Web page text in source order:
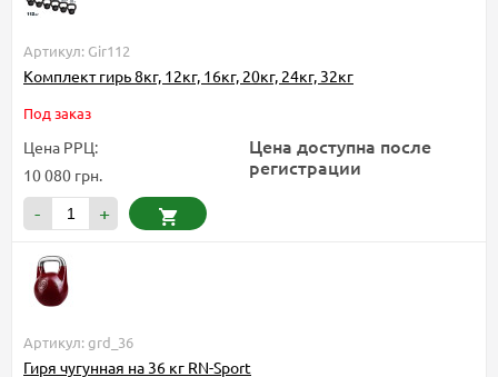
Артикул: Gir112
Комплект гирь 8кг, 12кг, 16кг, 20кг, 24кг, 32кг
Под заказ
Цена РРЦ:
10 080 грн.
Цена доступна после
регистрации
- +
Артикул: grd_36
Гиря чугунная на 36 кг RN-Sport